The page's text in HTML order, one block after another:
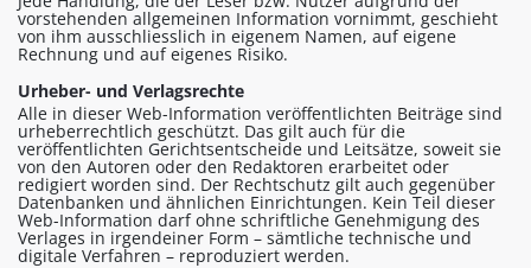
vorstehenden allgemeinen Information vornimmt, geschieht
von ihm ausschliesslich in eigenem Namen, auf eigene
Rechnung und auf eigenes Risiko.
Urheber- und Verlagsrechte
Alle in dieser Web-Information veröffentlichten Beiträge sind
urheberrechtlich geschützt. Das gilt auch für die
veröffentlichten Gerichtsentscheide und Leitsätze, soweit sie
von den Autoren oder den Redaktoren erarbeitet oder
redigiert worden sind. Der Rechtschutz gilt auch gegenüber
Datenbanken und ähnlichen Einrichtungen. Kein Teil dieser
Web-Information darf ohne schriftliche Genehmigung des
Verlages in irgendeiner Form – sämtliche technische und
digitale Verfahren – reproduziert werden.